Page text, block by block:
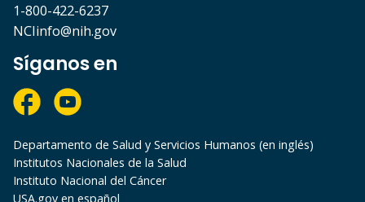
1-800-422-6237
NCIinfo@nih.gov
Síganos en
Departamento de Salud y Servicios Humanos (en inglés)
Institutos Nacionales de la Salud
Instituto Nacional del Cáncer
USA.gov en español